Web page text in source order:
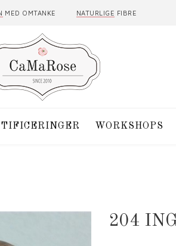
MED OMTANKE NATURLIGE FIBRE
WORKSHOPS
204